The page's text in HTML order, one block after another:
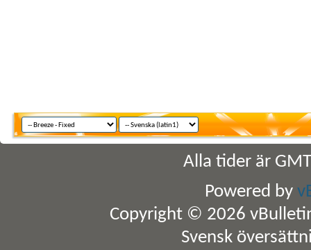
Alla tider är
Powered by
Copyright © 2026
Svensk